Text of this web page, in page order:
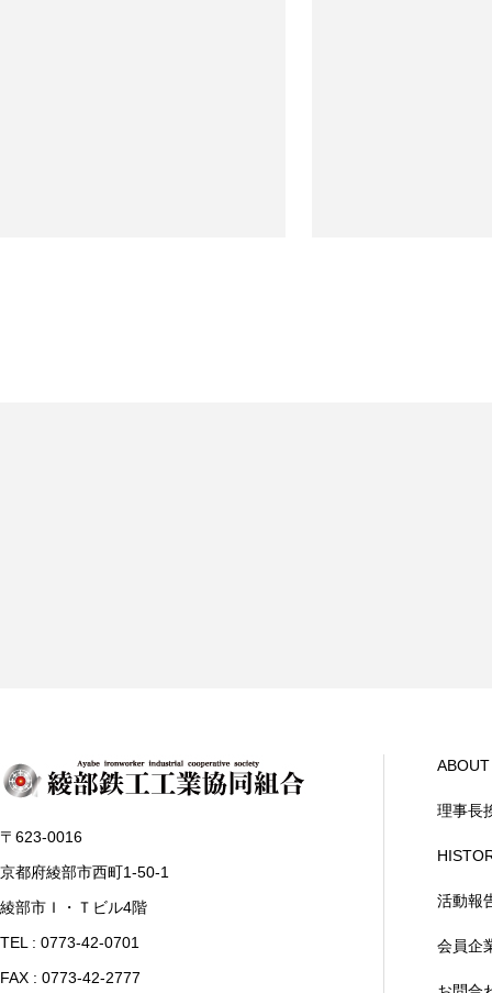
〒623-0016
京都府綾部市西町1-50-1
綾部市Ｉ・Ｔビル4階
TEL : 0773-42-0701
FAX : 0773-42-2777
理事長
活動報
会員企